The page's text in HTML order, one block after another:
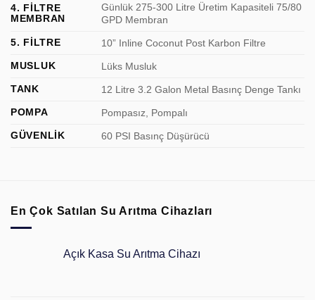
4. FİLTRE
MEMBRAN
Günlük 275-300 Litre Üretim Kapasiteli 75/80
GPD Membran
5. FİLTRE
10” Inline Coconut Post Karbon Filtre
MUSLUK
Lüks Musluk
TANK
12 Litre 3.2 Galon Metal Basınç Denge Tankı
POMPA
Pompasız, Pompalı
GÜVENLİK
60 PSI Basınç Düşürücü
En Çok Satılan Su Arıtma Cihazları
Açık Kasa Su Arıtma Cihazı